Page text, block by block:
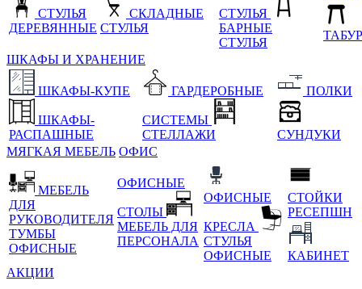
СТУЛЬЯ
ДЕРЕВЯННЫЕ
СКЛАДНЫЕ
СТУЛЬЯ
СТУЛЬЯ
БАРНЫЕ
СТУЛЬЯ
ШКАФЫ И ХРАНЕНИЕ
ШКАФЫ-КУПЕ
ШКАФЫ-
РАСПАШНЫЕ
ГАРДЕРОБНЫЕ
СИСТЕМЫ
СТЕЛЛАЖИ
ПОЛКИ
СУНДУКИ
МЯГКАЯ МЕБЕЛЬ ОФИС
МЕБЕЛЬ
ДЛЯ
РУКОВОДИТЕЛЯ
ТУМБЫ
ОФИСНЫЕ
ОФИСНЫЕ
СТОЛЫ
МЕБЕЛЬ ДЛЯ
ПЕРСОНАЛА
ОФИСНЫЕ
КРЕСЛА
СТУЛЬЯ
ОФИСНЫЕ
СТОЙКИ
РЕСЕПШН
КАБИНЕТ
АКЦИИ